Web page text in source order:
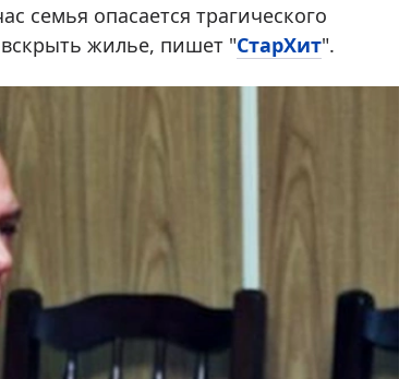
семья опасается трагического
жилье, пишет "СтарХит".